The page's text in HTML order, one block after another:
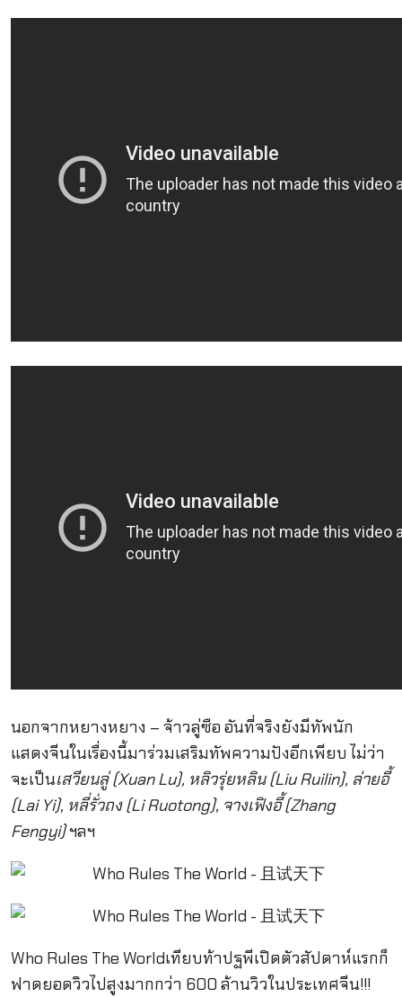
นอกจากหยางหยาง – จ้าวลู่ซือ อันที่จริงยังมีทัพนัก
แสดงจีนในเรื่องนี้มาร่วมเสริมทัพความปังอีกเพียบ ไม่ว่า
จะเป็นเสวียนลู่ (Xuan Lu), หลิวรุ่ยหลิน (Liu Ruilin), ล่ายอี้
(Lai Yi), หลี่รั่วถง (Li Ruotong), จางเฟิงอี้ (Zhang
Fengyi)ฯลฯ
Who Rules The Worldเทียบท้าปฐพีเปิดตัวสัปดาห์แรกก็
ฟาดยอดวิวไปสูงมากกว่า 600 ล้านวิวในประเทศจีน!!!